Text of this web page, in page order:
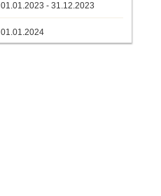
01.01.2023 - 31.12.2023
01.01.2024